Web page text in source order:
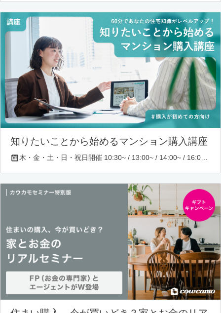
知りたいことから始めるマンション購入講座
木・金・土・日・祝日開催 10:30~ / 13:00~ / 14:00~ / 16:00~ / 17:00~/ 18:30~/ 19:30~